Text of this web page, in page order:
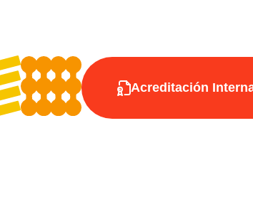
Acreditación